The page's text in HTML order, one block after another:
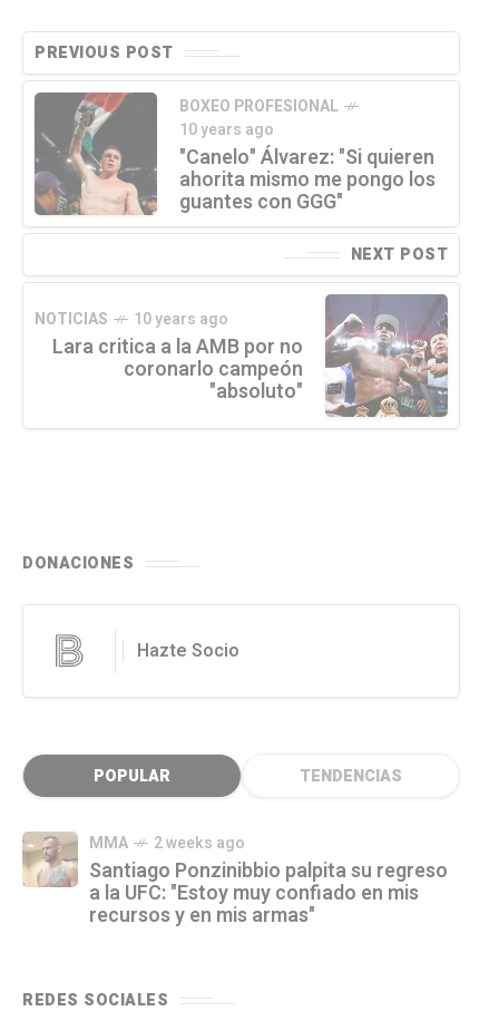
PREVIOUS POST
BOXEO PROFESIONAL
10 years ago
"Canelo" Álvarez: "Si quieren
ahorita mismo me pongo los
guantes con GGG"
NEXT POST
NOTICIAS 10 years ago
Lara critica a la AMB por no
coronarlo campeón
"absoluto"
DONACIONES
Hazte Socio
POPULAR TENDENCIAS
MMA 2 weeks ago
Santiago Ponzinibbio palpita su regreso
a la UFC: "Estoy muy confiado en mis
recursos y en mis armas"
REDES SOCIALES